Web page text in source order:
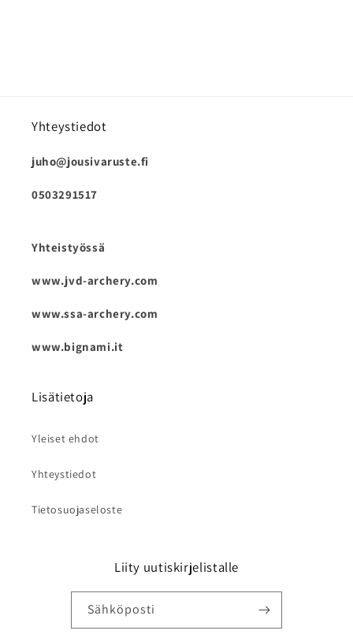
Yhteystiedot
juho@jousivaruste.fi
0503291517
Yhteistyössä
www.jvd-archery.com
www.ssa-archery.com
www.bignami.it
Lisätietoja
Yleiset ehdot
Yhteystiedot
Tietosuojaseloste
Liity uutiskirjelistalle
Sähköposti